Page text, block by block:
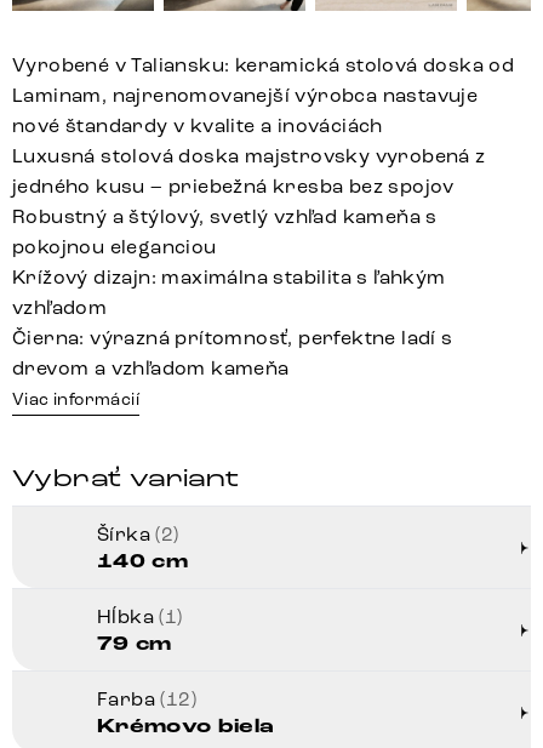
Vyrobené v Taliansku: keramická stolová doska od
Laminam, najrenomovanejší výrobca nastavuje
nové štandardy v kvalite a inováciách
Luxusná stolová doska majstrovsky vyrobená z
jedného kusu – priebežná kresba bez spojov
Robustný a štýlový, svetlý vzhľad kameňa s
pokojnou eleganciou
Krížový dizajn: maximálna stabilita s ľahkým
vzhľadom
Čierna: výrazná prítomnosť, perfektne ladí s
drevom a vzhľadom kameňa
Viac informácií
Vybrať variant
Šírka(2)
140 cm
Hĺbka(1)
79 cm
Farba(12)
Krémovo biela